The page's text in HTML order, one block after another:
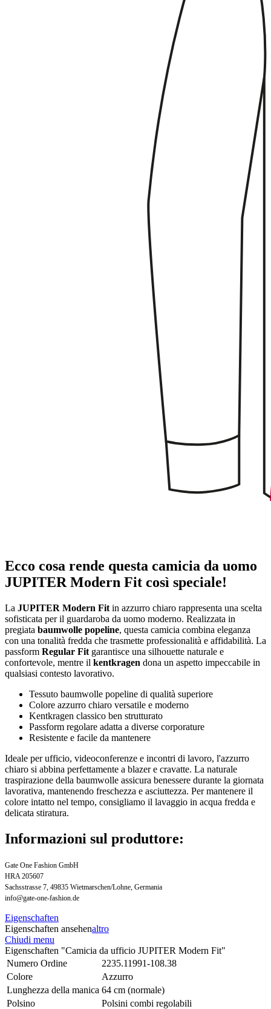
Ecco cosa rende questa camicia da uomo
JUPITER Modern Fit così speciale!
La JUPITER Modern Fit in azzurro chiaro rappresenta una scelta
sofisticata per il guardaroba da uomo moderno. Realizzata in
pregiata baumwolle popeline, questa camicia combina eleganza
con una tonalità fredda che trasmette professionalità e affidabilità. La
passform Regular Fit garantisce una silhouette naturale e
confortevole, mentre il kentkragen dona un aspetto impeccabile in
qualsiasi contesto lavorativo.
Tessuto baumwolle popeline di qualità superiore
Colore azzurro chiaro versatile e moderno
Kentkragen classico ben strutturato
Passform regolare adatta a diverse corporature
Resistente e facile da mantenere
Ideale per ufficio, videoconferenze e incontri di lavoro, l'azzurro
chiaro si abbina perfettamente a blazer e cravatte. La naturale
traspirazione della baumwolle assicura benessere durante la giornata
lavorativa, mantenendo freschezza e asciuttezza. Per mantenere il
colore intatto nel tempo, consigliamo il lavaggio in acqua fredda e
delicata stiratura.
Informazioni sul produttore:
Gate One Fashion GmbH
HRA 205607
Sachsstrasse 7, 49835 Wietmarschen/Lohne, Germania
info@gate-one-fashion.de
Eigenschaften
Eigenschaften ansehenaltro
Chiudi menu
Eigenschaften "Camicia da ufficio JUPITER Modern Fit"
Numero Ordine
2235.11991-108.38
Colore
Azzurro
Lunghezza della manica 64 cm (normale)
Polsino
Polsini combi regolabili